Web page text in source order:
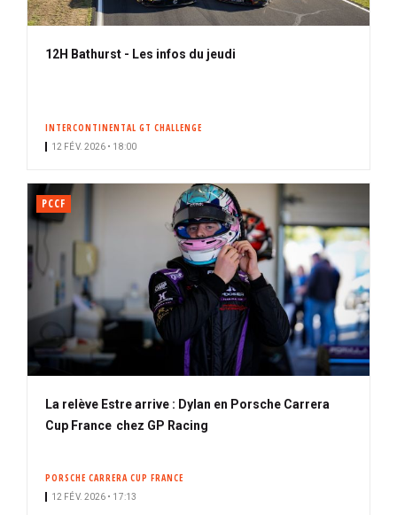
12H Bathurst - Les infos du jeudi
INTERCONTINENTAL GT CHALLENGE
12 FÉV. 2026 • 18:00
PCCF
La relève Estre arrive : Dylan en Porsche Carrera
Cup France chez GP Racing
PORSCHE CARRERA CUP FRANCE
12 FÉV. 2026 • 17:13